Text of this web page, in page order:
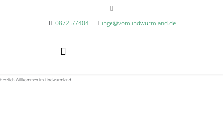
08725/7404 inge@vomlindwurmland.de
Herzlich Willkommen im Lindwurmland